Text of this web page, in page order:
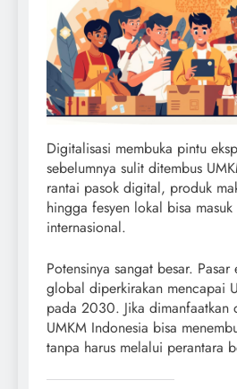
Digitalisasi membuka pintu
sebelumnya sulit ditembus
rantai pasok digital, produk
hingga fesyen lokal bisa masuk
internasional.
Potensinya sangat besar. Pasar
global diperkirakan mencapai
pada 2030. Jika dimanfaatkan
UMKM Indonesia bisa
tanpa harus melalui perantara